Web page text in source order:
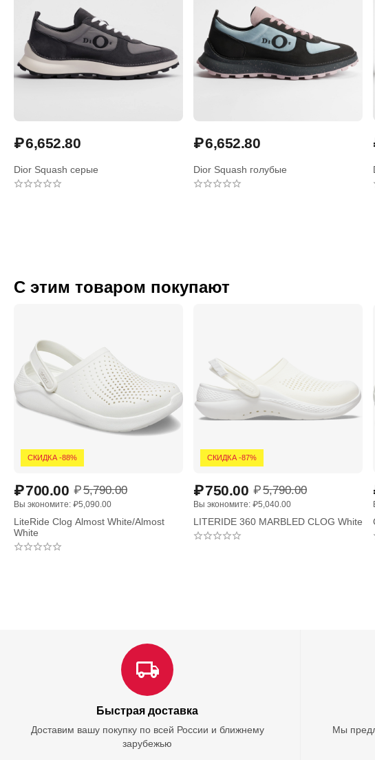
₽6,652.80
Dior Squash серые
₽6,652.80
Dior Squash голубые
С этим товаром покупают
СКИДКА -88%
₽5,790.00
₽700.00
Вы экономите: ₽5,090.00
LiteRide Clog Almost White/Almost
White
СКИДКА -87%
₽5,790.00
₽750.00
Вы экономите: ₽5,040.00
LITERIDE 360 MARBLED CLOG White
Быстрая доставка
Доставим вашу покупку по всей России и ближнему
зарубежью
Мы